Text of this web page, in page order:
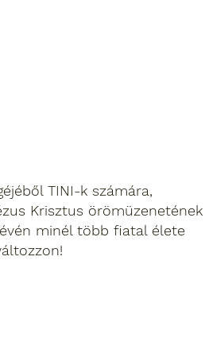
TINI-k számára,
Krisztus örömüzenetének
minél több fiatal élete